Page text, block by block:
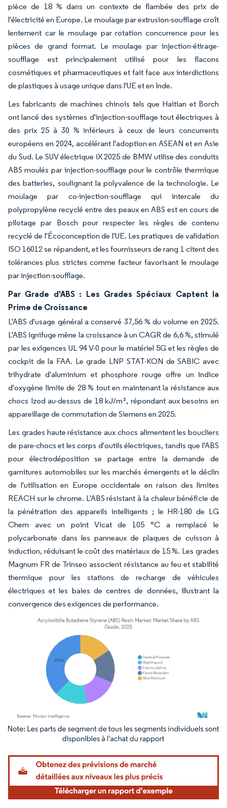
pièce de 18 % dans un contexte de flambée des prix de
l'électricité en Europe. Le moulage par extrusion-soufflage croît
lentement car le moulage par rotation concurrence pour les
pièces de grand format. Le moulage par injection-étirage-
soufflage est principalement utilisé pour les flacons
cosmétiques et pharmaceutiques et fait face aux interdictions
de plastiques à usage unique dans l'UE et en Inde.
Les fabricants de machines chinois tels que Haitian et Borch
ont lancé des systèmes d'injection-soufflage tout électriques à
des prix 25 à 30 % inférieurs à ceux de leurs concurrents
européens en 2024, accélérant l'adoption en ASEAN et en Asie
du Sud. Le SUV électrique iX 2025 de BMW utilise des conduits
ABS moulés par injection-soufflage pour le contrôle thermique
des batteries, soulignant la polyvalence de la technologie. Le
moulage par co-injection-soufflage qui intercale du
polypropylène recyclé entre des peaux en ABS est en cours de
pilotage par Bosch pour respecter les règles de contenu
recyclé de l'Écoconception de l'UE. Les pratiques de validation
ISO 16012 se répandent, et les fournisseurs de rang 1 citent des
tolérances plus strictes comme facteur favorisant le moulage
par injection-soufflage.
Par Grade d'ABS : Les Grades Spéciaux Captent la
Prime de Croissance
L'ABS d'usage général a conservé 37,56 % du volume en 2025.
L'ABS ignifuge mène la croissance à un CAGR de 6,6 %, stimulé
par les exigences UL 94 V-0 pour le matériel 5G et les règles de
cockpit de la FAA. Le grade LNP STAT-KON de SABIC avec
trihydrate d'aluminium et phosphore rouge offre un indice
d'oxygène limite de 28 % tout en maintenant la résistance aux
chocs Izod au-dessus de 18 kJ/m², répondant aux besoins en
appareillage de commutation de Siemens en 2025.
Les grades haute résistance aux chocs alimentent les boucliers
de pare-chocs et les corps d'outils électriques, tandis que l'ABS
pour électrodéposition se partage entre la demande de
garnitures automobiles sur les marchés émergents et le déclin
de l'utilisation en Europe occidentale en raison des limites
REACH sur le chrome. L'ABS résistant à la chaleur bénéficie de
la pénétration des appareils intelligents ; le HR-180 de LG
Chem avec un point Vicat de 105 °C a remplacé le
polycarbonate dans les panneaux de plaques de cuisson à
induction, réduisant le coût des matériaux de 15 %. Les grades
Magnum FR de Trinseo associent résistance au feu et stabilité
thermique pour les stations de recharge de véhicules
électriques et les baies de centres de données, illustrant la
convergence des exigences de performance.
Image © Mordor Intelligence. La réutilisation nécessite une attribution sous CC BY